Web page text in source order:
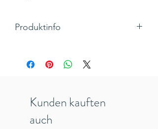
Produktinfo
Klappkarte Pop up 3D, Querformat
Maße 126 x 168 mm
Kunden kauften
auch